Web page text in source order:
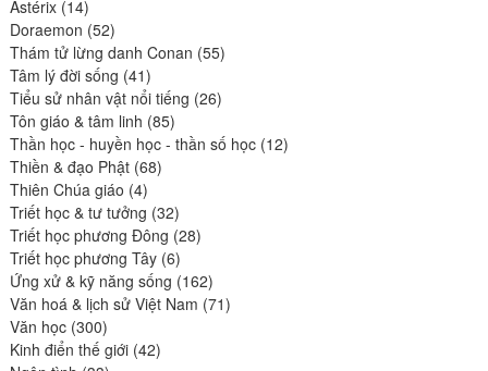
Astérix 1414
produits
Doraemon 5252
produits
Thám tử lừng danh Conan 5555
Tâm lý đời sống 4141
produits
Tiểu sử nhân vật nổi tiếng 2626
Tôn giáo & tâm linh 8585
produits
Thần học - huyền học - thần số học 1212
Thiền & đạo Phật 6868
Thiên Chúa giáo 44
produits
Triết học & tư tưởng 3232
produits
Triết học phương Đông 2828
Triết học phương Tây 66
produits
Ứng xử & kỹ năng sống 162162
produits
Văn hoá & lịch sử Việt Nam 7171
Văn học 300300
produits
Kinh điển thế giới 4242